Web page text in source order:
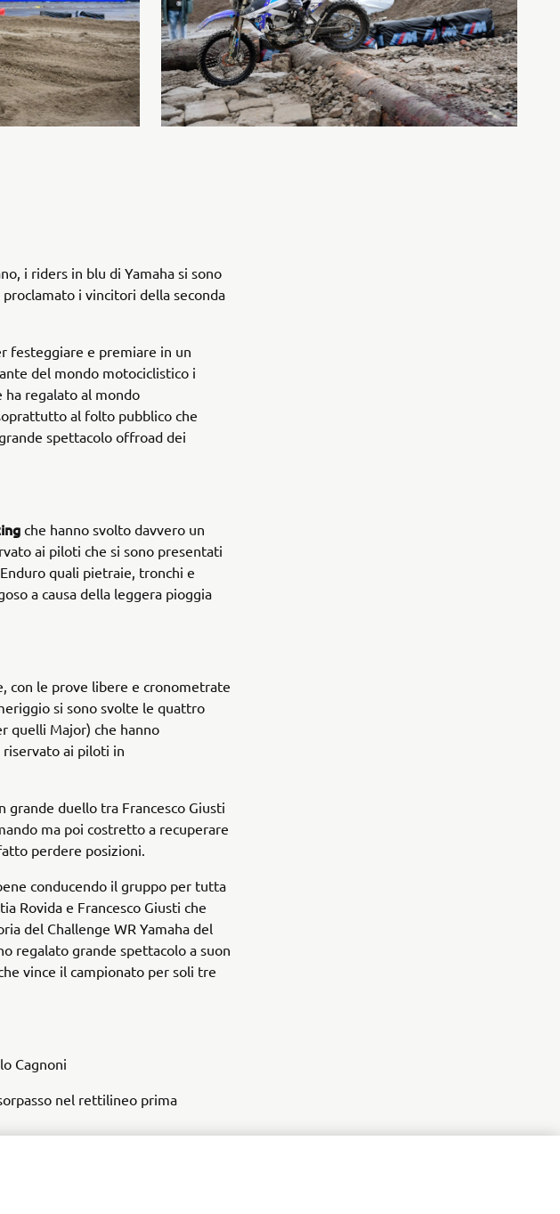
i riders in blu di Yamaha si sono
i vincitori della seconda
festeggiare e premiare in un
del mondo motociclistico i
ha regalato al mondo
al folto pubblico che
spettacolo offroad dei
che hanno svolto davvero un
ai piloti che si sono presentati
quali pietraie, tronchi e
a causa della leggera pioggia
con le prove libere e cronometrate
si sono svolte le quattro
quelli Major) che hanno
ai piloti in
grande duello tra Francesco Giusti
ma poi costretto a recuperare
perdere posizioni.
conducendo il gruppo per tutta
Rovida e Francesco Giusti che
del Challenge WR Yamaha del
regalato grande spettacolo a suon
vince il campionato per soli tre
Cagnoni
nel rettilineo prima
Cagnoni la vittoria di gara2. Bana